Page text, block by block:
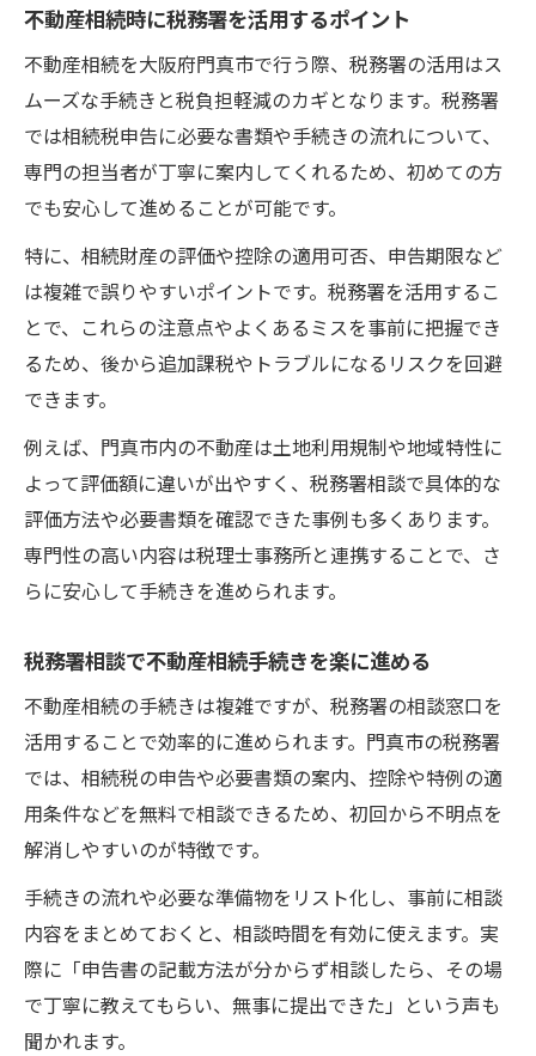
不動産相続時に税務署を活用するポイント
不動産相続を大阪府門真市で行う際、税務署の活用はス
ムーズな手続きと税負担軽減のカギとなります。税務署
では相続税申告に必要な書類や手続きの流れについて、
専門の担当者が丁寧に案内してくれるため、初めての方
でも安心して進めることが可能です。
特に、相続財産の評価や控除の適用可否、申告期限など
は複雑で誤りやすいポイントです。税務署を活用するこ
とで、これらの注意点やよくあるミスを事前に把握でき
るため、後から追加課税やトラブルになるリスクを回避
できます。
例えば、門真市内の不動産は土地利用規制や地域特性に
よって評価額に違いが出やすく、税務署相談で具体的な
評価方法や必要書類を確認できた事例も多くあります。
専門性の高い内容は税理士事務所と連携することで、さ
らに安心して手続きを進められます。
税務署相談で不動産相続手続きを楽に進める
不動産相続の手続きは複雑ですが、税務署の相談窓口を
活用することで効率的に進められます。門真市の税務署
では、相続税の申告や必要書類の案内、控除や特例の適
用条件などを無料で相談できるため、初回から不明点を
解消しやすいのが特徴です。
手続きの流れや必要な準備物をリスト化し、事前に相談
内容をまとめておくと、相談時間を有効に使えます。実
際に「申告書の記載方法が分からず相談したら、その場
で丁寧に教えてもらい、無事に提出できた」という声も
聞かれます。